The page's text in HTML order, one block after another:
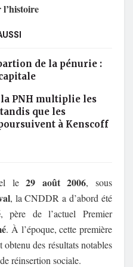
de la pénurie :
PNH multiplie les
que les
à Kenscoff
le29 août 2006, sous
, la CNDDR a d’abord été
, père de l’actuel Premier
. À l’époque, cette première
des résultats notables
réinsertion sociale.